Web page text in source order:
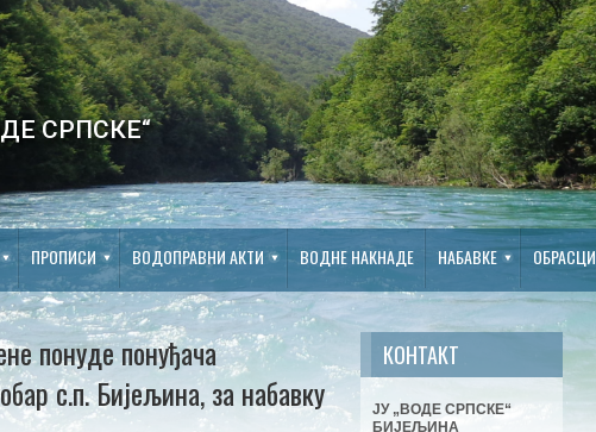
СРПСКЕ“
ПРОПИСИ ВОДОПРАВНИ АКТИ ВОДНЕ НАКНАДЕ НАБАВКЕ ОБРАСЦИ
понуде понуђача
с.п. Бијељина, за набавку
КОНТАКТ
ЈУ „ВОДЕ СРПСКЕ“
БИЈЕЉИНА